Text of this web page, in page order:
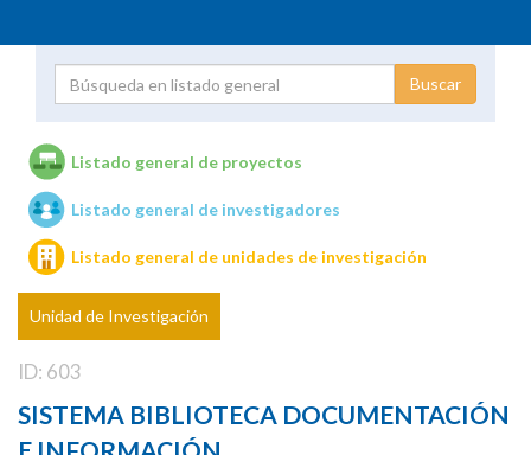
Unidades de investigación
Listado general de proyectos
Listado general de investigadores
Listado general de unidades de investigación
Unidad de Investigación
ID: 603
SISTEMA BIBLIOTECA DOCUMENTACIÓN